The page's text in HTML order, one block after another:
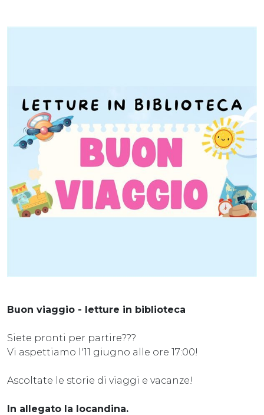
Buon viaggio - letture in biblioteca
Siete pronti per partire???
Vi aspettiamo l'11 giugno alle ore 17:00!
Ascoltate le storie di viaggi e vacanze!
In allegato la locandina.